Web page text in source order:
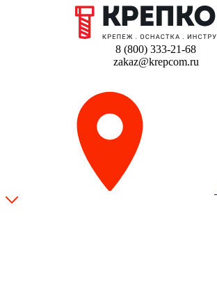
8 (800) 333-21-68
zakaz@krepcom.ru